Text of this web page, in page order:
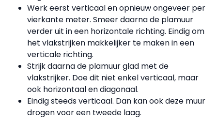
Werk eerst verticaal en opnieuw ongeveer per
vierkante meter. Smeer daarna de plamuur
verder uit in een horizontale richting. Eindig om
het vlakstrijken makkelijker te maken in een
verticale richting.
Strijk daarna de plamuur glad met de
vlakstrijker. Doe dit niet enkel verticaal, maar
ook horizontaal en diagonaal.
Eindig steeds verticaal. Dan kan ook deze muur
drogen voor een tweede laag.